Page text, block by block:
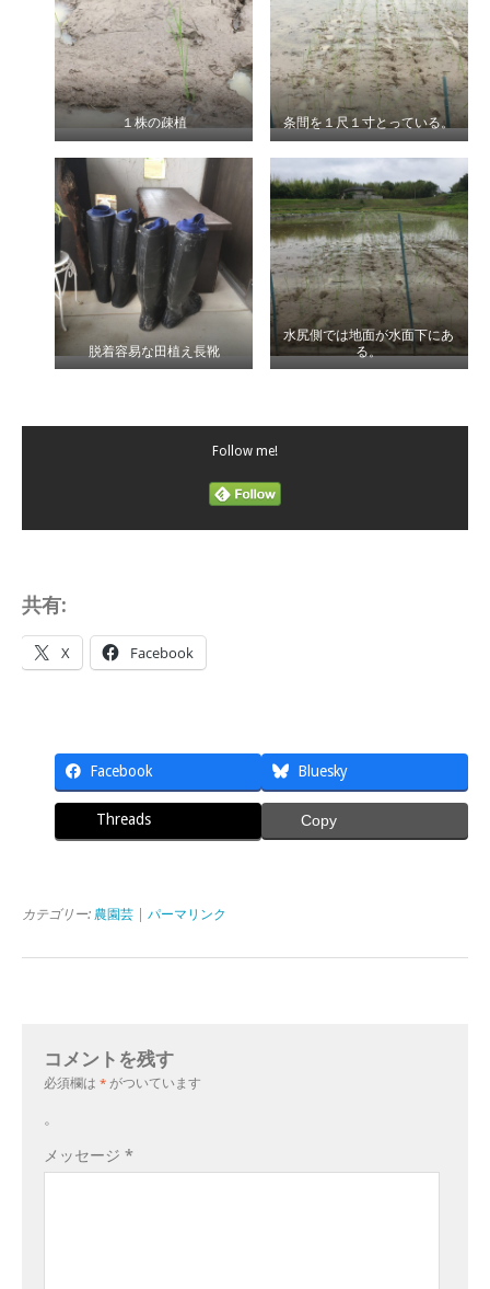
１株の疎植 条間を１尺１寸とっている。
脱着容易な田植え長靴
水尻側では地面が水面下にあ
る。
Follow me!
共有:
X Facebook
Facebook Bluesky
Threads Copy
カテゴリー: 農園芸 パーマリンク
コメントを残す
必須欄は * がついています
。
メッセージ *